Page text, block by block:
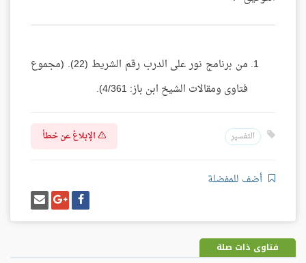
من برنامج نور على الدرب رقم الشريط (22). (مجموع
فتاوى ومقالات الشيخ ابن باز: 4/361).
التفسير الإبلاغ عن خطأ
أضف للمفضلة
شارك
على
فيسبوك
شارك
على
غوغل
بلس
إرسل
إيميل
فتاوى ذات صلة